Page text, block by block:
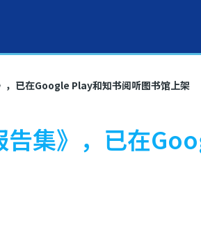
，已在Google Play和知书阅听图书馆上架
告集》，已在